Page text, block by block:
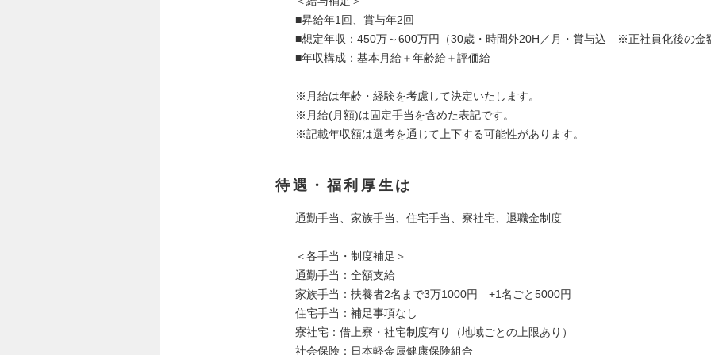
■昇給年1回、賞与年2回
■想定年収：450万～600万円（30歳・時間外20H／月・賞与込 ※正社員化後の金
■年収構成：基本月給＋年齢給＋評価給
※月給は年齢・経験を考慮して決定いたします。
※月給(月額)は固定手当を含めた表記です。
※記載年収額は選考を通じて上下する可能性があります。
待遇・福利厚生は
通勤手当、家族手当、住宅手当、寮社宅、退職金制度
＜各手当・制度補足＞
通勤手当：全額支給
家族手当：扶養者2名まで3万1000円 +1名ごと5000円
住宅手当：補足事項なし
寮社宅：借上寮・社宅制度有り（地域ごとの上限あり）
社会保険：日本軽金属健康保険組合